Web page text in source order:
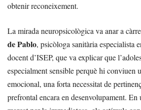
obtenir reconeixement.
La mirada neuropsicològica va anar a
de Pablo, psicòloga sanitària especialista
docent d’ISEP, que va explicar que
especialment sensible perquè hi conviuen
emocional, una forta necessitat de
prefrontal encara en desenvolupament.